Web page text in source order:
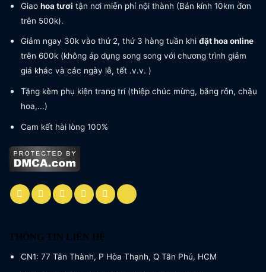
Giao hoa tươi tận nơi miễn phí nội thành (Bán kính 10km đơn
trên 500k).
Giảm ngay 30k vào thứ 2, thứ 3 hàng tuần khi đặt hoa online
trên 600k (không áp dụng song song với chương trình giảm
giá khác và các ngày lễ, tết .v.v. )
Tặng kèm phụ kiện trang trí (thiệp chúc mừng, băng rôn, chậu
hoa,...)
Cam kết hài lòng 100%
THÔNG TIN LIÊN HỆ
CN1: 77 Tân Thành, P Hòa Thạnh, Q Tân Phú, HCM